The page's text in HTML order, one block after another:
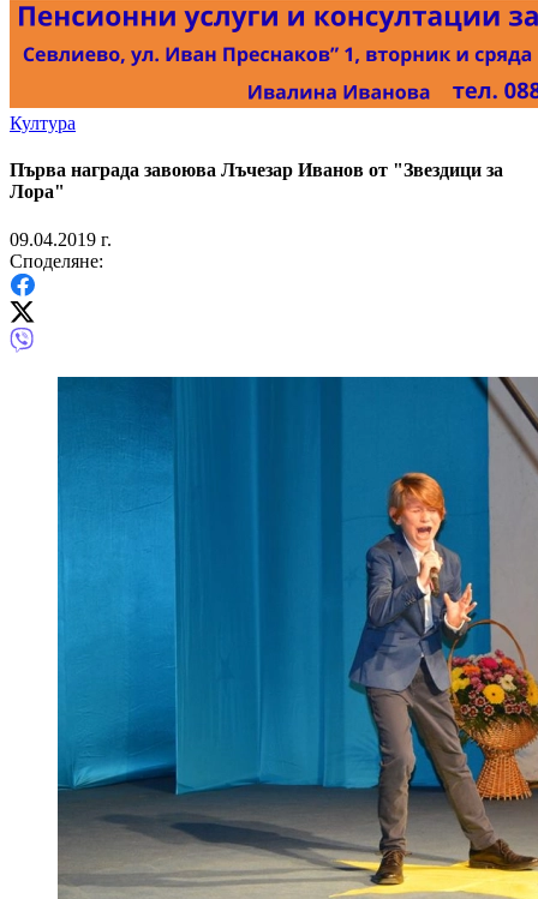
Култура
Първа награда завоюва Лъчезар Иванов от "Звездици за
Лора"
09.04.2019 г.
Споделяне: